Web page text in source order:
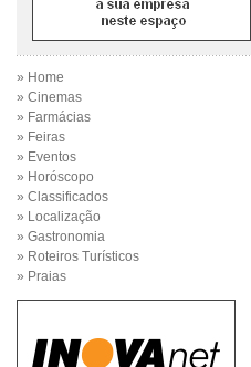
» Home
» Cinemas
» Farmácias
» Feiras
» Eventos
» Horóscopo
» Classificados
» Localização
» Gastronomia
» Roteiros Turísticos
» Praias